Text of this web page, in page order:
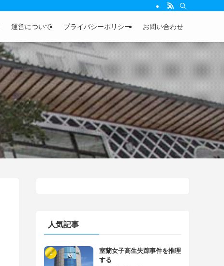
運営について プライバシーポリシー お問い合わせ
人気記事
室蘭女子高生失踪事件を推理
する